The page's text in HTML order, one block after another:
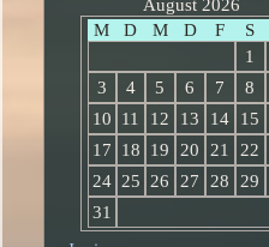
August 2026
M
D M D F S
1
3
4 5 6 7 8
10
11 12 13 14 15
17
18 19 20 21 22
24 25 26 27 28 29
31